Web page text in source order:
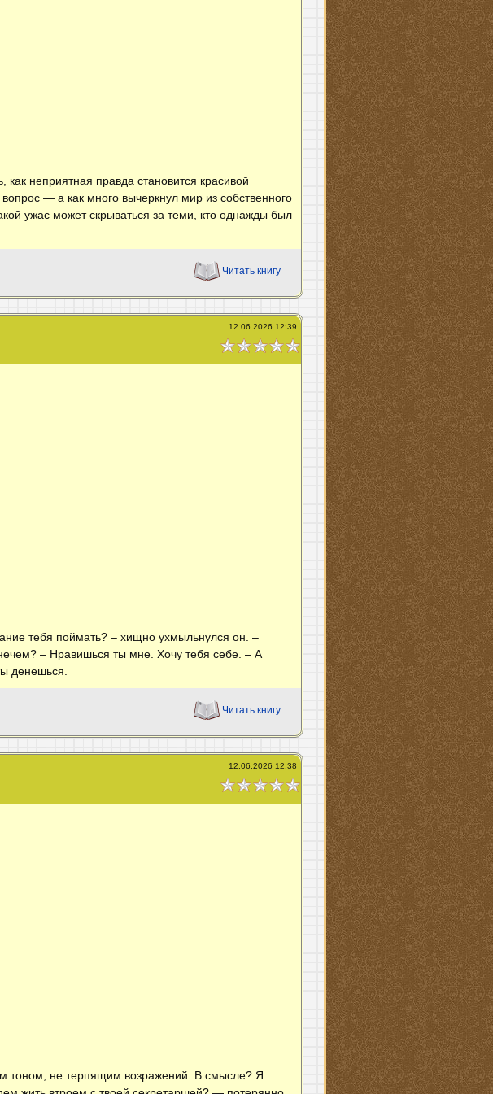
неприятная правда становится красивой
— а как много вычеркнул мир из собственного
ужас может скрываться за теми, кто однажды был
Читать книгу
12.06.2026 12:39
тебя поймать? – хищно ухмыльнулся он. –
– Нравишься ты мне. Хочу тебя себе. – А
денешься.
Читать книгу
12.06.2026 12:38
тоном, не терпящим возражений. В смысле? Я